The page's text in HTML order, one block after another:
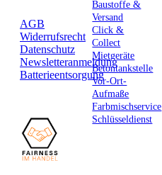
AGB
Widerrufsrecht
Datenschutz
Newsletteranmeldung
Batterieentsorgung
Baustoffe &
Versand
Click &
Collect
Mietgeräte
Betontankstelle
Vor-Ort-
Aufmaße
Farbmischservice
Schlüsseldienst